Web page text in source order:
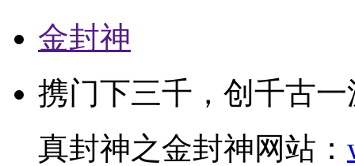
金封神
携门下三千，创千古一
真封神之金封神网站：